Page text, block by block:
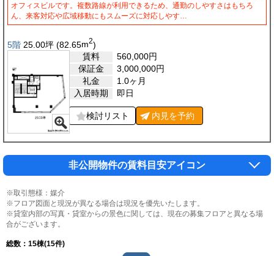
オフィスビルです。複数路線が利用できるため、通勤のしやすさはもちろ
ん、来客対応や広域移動にもスムーズに対応しやす…
5階 25.00坪 (82.65m2)
賃料
560,000円
保証金
3,000,000円
礼金
1.0ヶ月
入居時期
即日
検討リスト 内見を予約
非公開物件の賃料目安アイコン
※取引態様：媒介
※フロア図面と現況が異なる場合は現況を優先いたします。
※貸室内部の写真・貸室からの景色に関しては、現在の募集フロアと異なる場
合がございます。
総数： 15棟(15件)